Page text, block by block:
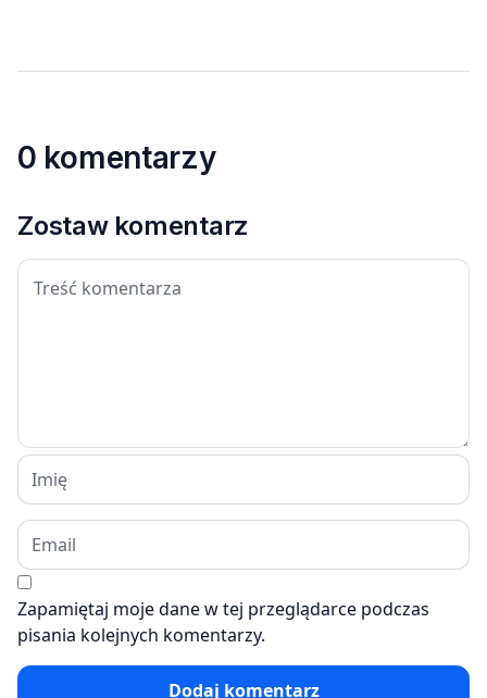
0 komentarzy
Zostaw komentarz
Zapamiętaj moje dane w tej przeglądarce podczas
pisania kolejnych komentarzy.
Dodaj komentarz